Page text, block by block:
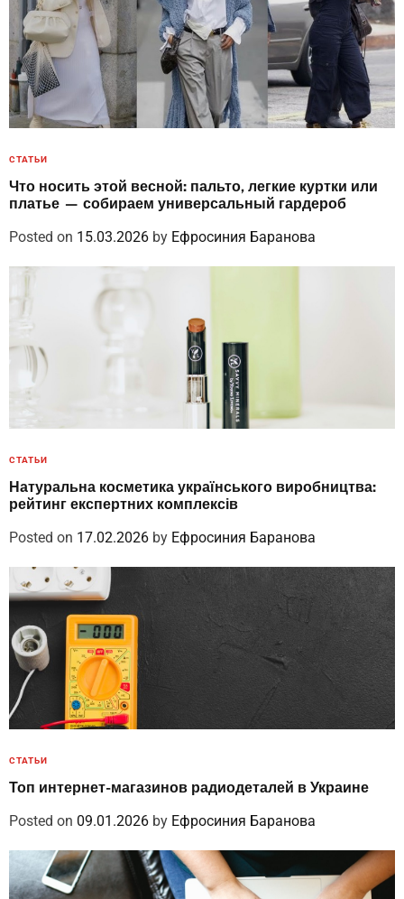
СТАТЬИ
Что носить этой весной: пальто, легкие куртки или
платье — собираем универсальный гардероб
Posted on 15.03.2026 by Ефросиния Баранова
СТАТЬИ
Натуральна косметика українського виробництва:
рейтинг експертних комплексів
Posted on 17.02.2026 by Ефросиния Баранова
СТАТЬИ
Топ интернет-магазинов радиодеталей в Украине
Posted on 09.01.2026 by Ефросиния Баранова